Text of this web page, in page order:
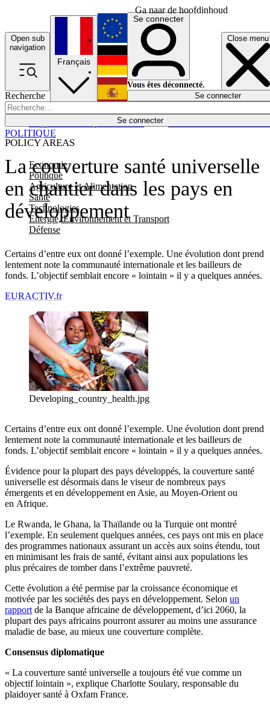
Ga naar de hoofdinhoud
Open sub
navigation
Close menu
Recherche
Se connecter
POLICY AREAS
Economie
Politique
Agriculture et Alimentation
Santé
Technologies
Energie, Environnement et Transport
Défense
Économie
Français
English
Deutsch
Español
Se connecter
Vous êtes déconnecté.
Se connecter
La couverture santé universelle
en chantier dans les pays en
développement
Certains d’entre eux ont donné l’exemple. Une évolution dont prend
lentement note la communauté internationale et les bailleurs de
fonds. L’objectif semblait encore « lointain » il y a quelques années.
POLITIQUE
EURACTIV.fr
Developing_country_health.jpg
Certains d’entre eux ont donné l’exemple. Une évolution dont prend
lentement note la communauté internationale et les bailleurs de
fonds. L’objectif semblait encore « lointain » il y a quelques années.
Évidence pour la plupart des pays développés, la couverture santé
universelle est désormais dans le viseur de nombreux pays
émergents et en développement en Asie, au Moyen-Orient ou
en Afrique.
Le Rwanda, le Ghana, la Thaïlande ou la Turquie ont montré
l’exemple. En seulement quelques années, ces pays ont mis en place
des programmes nationaux assurant un accès aux soins étendu, tout
en minimisant les frais de santé, évitant ainsi aux populations les
plus précaires de tomber dans l’extrême pauvreté.
Cette évolution a été permise par la croissance économique et
motivée par les sociétés des pays en développement. Selon un
rapport de la Banque africaine de développement, d’ici 2060, la
plupart des pays africains pourront assurer au moins une assurance
maladie de base, au mieux une couverture complète.
Consensus diplomatique
« La couverture santé universelle a toujours été vue comme un
objectif lointain », explique Charlotte Soulary, responsable du
plaidoyer santé à Oxfam France.